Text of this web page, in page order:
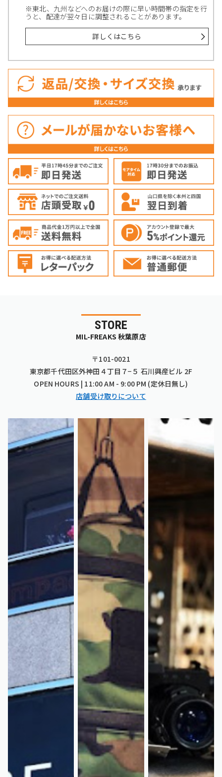
※東北、九州などへのお届けの際に早い時間帯の指定を行
うと、配達が翌々日に調整されることがあります。
詳しくはこちら
STORE
MIL-FREAKS 秋葉原店
〒101-0021
東京都千代田区外神田４丁目７−５ 石川興産ビル 2F
OPEN HOURS | 11:00 AM - 9:00 PM (定休日無し)
店舗受け取りについて